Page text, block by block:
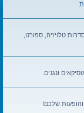
טלויזיה, ספורט,
ונגנים.
שלכם!